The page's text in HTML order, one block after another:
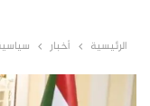
الرئيسية أخبار